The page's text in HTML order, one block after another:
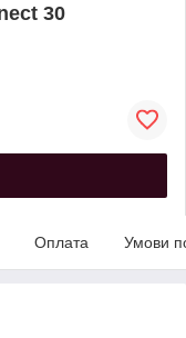
30
Оплата Умови